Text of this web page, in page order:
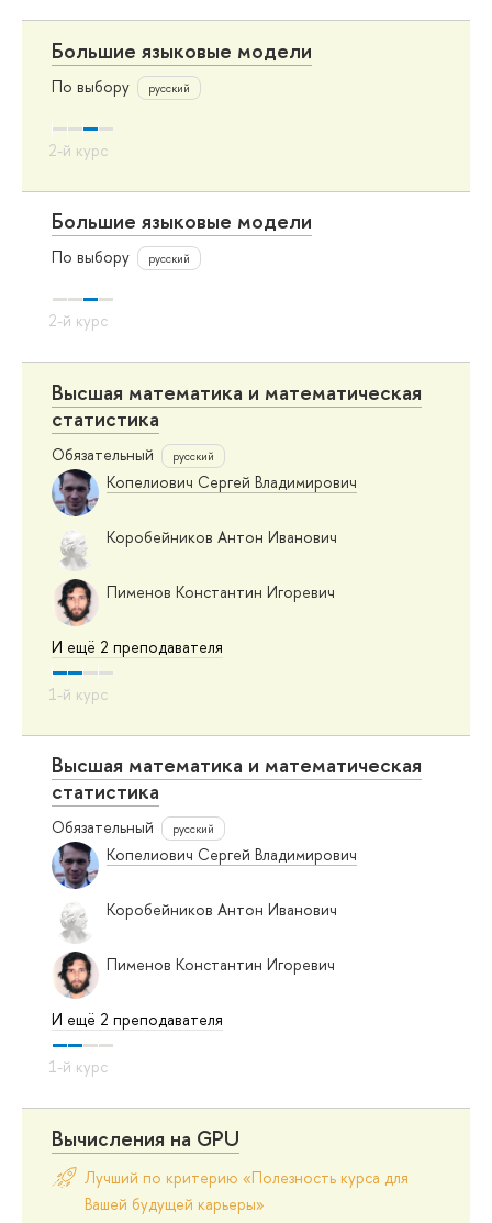
Большие языковые модели
По выбору русский
Большие языковые модели
По выбору русский
Копелиович Сергей Владимирович
Коробейников Антон Иванович
Пименов Константин Игоревич
И ещё 2 преподавателя
Высшая математика и математическая
статистика
Обязательный русский
Копелиович Сергей Владимирович
Коробейников Антон Иванович
Пименов Константин Игоревич
И ещё 2 преподавателя
Высшая математика и математическая
статистика
Обязательный русский
Вычисления на GPU
Лучший по критерию «Полезность курса для
Вашей будущей карьеры»